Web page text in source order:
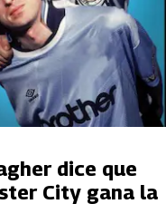
dice que
City gana la